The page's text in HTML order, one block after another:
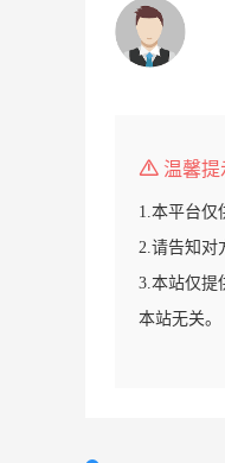
温馨提
1.本平台仅
2.请告知对
3.本站仅提
本站无关。